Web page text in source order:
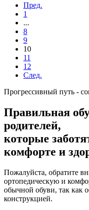
Пред.
1
...
8
9
10
11
12
След.
Прогрессивный путь -
Правильная
родителей,
которые
комфорте и
Пожалуйста, обратите
ортопедическую и
обычной обуви, так как
конструкцией.